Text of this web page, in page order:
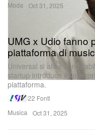
Moda Oct 31, 2025
Musica
UMG x Udio fanno
piattaforma di
Universal si allea con
startup introduce il
piattaforma.
22 Fonti
Oct 31, 2025